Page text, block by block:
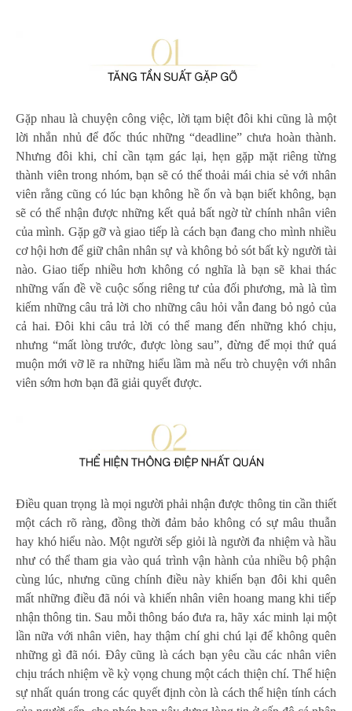
Gặp nhau là chuyện công việc, lời tạm biệt đôi khi cũng là một
lời nhắn nhủ để đốc thúc những “deadline” chưa hoàn thành.
Nhưng đôi khi, chỉ cần tạm gác lại, hẹn gặp mặt riêng từng
thành viên trong nhóm, bạn sẽ có thể thoải mái chia sẻ với nhân
viên rằng cũng có lúc bạn không hề ổn và bạn biết không, bạn
sẽ có thể nhận được những kết quả bất ngờ từ chính nhân viên
của mình. Gặp gỡ và giao tiếp là cách bạn đang cho mình nhiều
cơ hội hơn để giữ chân nhân sự và không bỏ sót bất kỳ người tài
nào. Giao tiếp nhiều hơn không có nghĩa là bạn sẽ khai thác
những vấn đề về cuộc sống riêng tư của đối phương, mà là tìm
kiếm những câu trả lời cho những câu hỏi vẫn đang bỏ ngỏ của
cả hai. Đôi khi câu trả lời có thể mang đến những khó chịu,
nhưng “mất lòng trước, được lòng sau”, đừng để mọi thứ quá
muộn mới vỡ lẽ ra những hiểu lầm mà nếu trò chuyện với nhân
viên sớm hơn bạn đã giải quyết được.
Điều quan trọng là mọi người phải nhận được thông tin cần thiết
một cách rõ ràng, đồng thời đảm bảo không có sự mâu thuẫn
hay khó hiểu nào. Một người sếp giỏi là người đa nhiệm và hầu
như có thể tham gia vào quá trình vận hành của nhiều bộ phận
cùng lúc, nhưng cũng chính điều này khiến bạn đôi khi quên
mất những điều đã nói và khiến nhân viên hoang mang khi tiếp
nhận thông tin. Sau mỗi thông báo đưa ra, hãy xác minh lại một
lần nữa với nhân viên, hay thậm chí ghi chú lại để không quên
những gì đã nói. Đây cũng là cách bạn yêu cầu các nhân viên
chịu trách nhiệm về kỳ vọng chung một cách thiện chí. Thể hiện
sự nhất quán trong các quyết định còn là cách thể hiện tính cách